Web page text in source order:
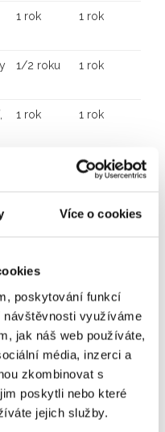
Více o cookies
poskytování funkcí
využíváme
jak náš web používáte,
média, inzerci a
zkombinovat s
poskytli nebo které
jejich služby.
1 rok 1 rok
1/2 roku 1 rok
1 rok 1 rok
1 rok
1/2 roku 1 rok
1 rok 1 rok
1 rok 1 rok
do
součást.